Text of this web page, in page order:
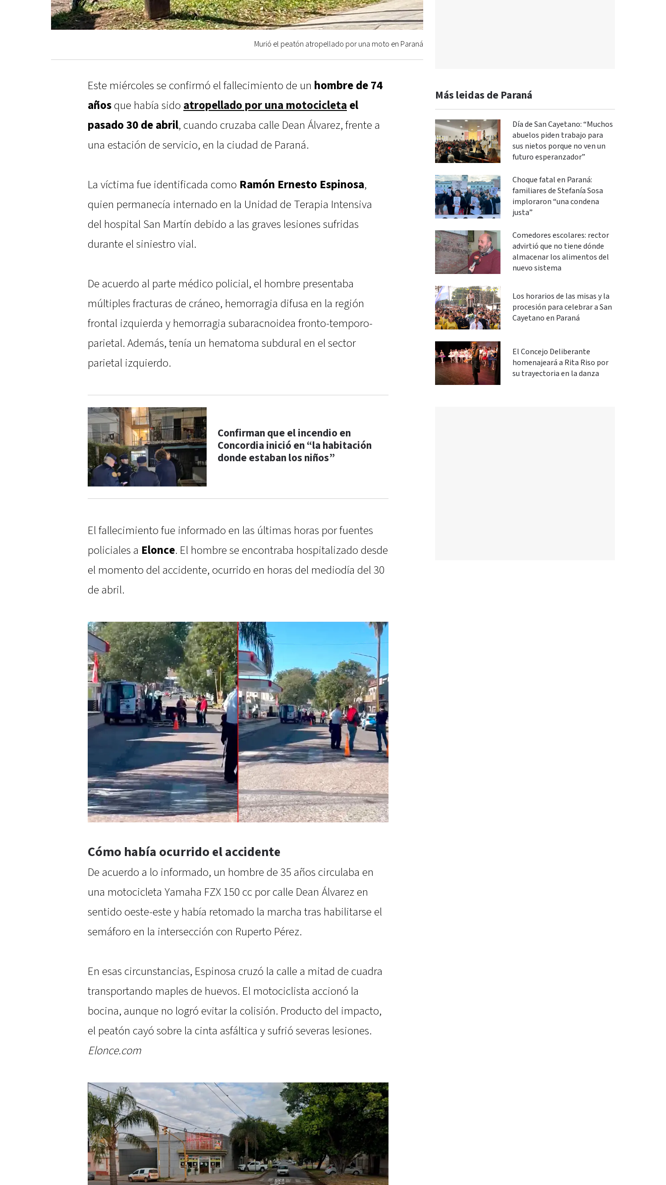
Murió el peatón atropellado por una moto en Paraná
Este miércoles se confirmó el fallecimiento de un hombre de 74
añosque había sido atropellado por una motocicleta el
pasado 30 de abril, cuando cruzaba calle Dean Álvarez, frente a
una estación de servicio, en la ciudad de Paraná.
La víctima fue identificada como Ramón Ernesto Espinosa,
quien permanecía internado en la Unidad de Terapia Intensiva
del hospital San Martín debido a las graves lesiones sufridas
durante el siniestro vial.
De acuerdo al parte médico policial, el hombre presentaba
múltiples fracturas de cráneo, hemorragia difusa en la región
frontal izquierda y hemorragia subaracnoidea fronto-temporo-
parietal. Además, tenía un hematoma subdural en el sector
parietal izquierdo.
Confirman que el incendio en
Concordia inició en “la habitación
donde estaban los niños”
El fallecimiento fue informado en las últimas horas por fuentes
policiales a Elonce. El hombre se encontraba hospitalizado desde
el momento del accidente, ocurrido en horas del mediodía del 30
de abril.
Cómo había ocurrido el accidente
De acuerdo a lo informado, un hombre de 35 años circulaba en
una motocicleta Yamaha FZX 150 cc por calle Dean Álvarez en
sentido oeste-este y había retomado la marcha tras habilitarse el
semáforo en la intersección con Ruperto Pérez.
En esas circunstancias, Espinosa cruzó la calle a mitad de cuadra
transportando maples de huevos. El motociclista accionó la
bocina, aunque no logró evitar la colisión. Producto del impacto,
el peatón cayó sobre la cinta asfáltica y sufrió severas lesiones.
Elonce.com
Más leidas de Paraná
Día de San Cayetano: “Muchos
abuelos piden trabajo para
sus nietos porque no ven un
futuro esperanzador”
Choque fatal en Paraná:
familiares de Stefanía Sosa
imploraron “una condena
justa”
Comedores escolares: rector
advirtió que no tiene dónde
almacenar los alimentos del
nuevo sistema
Los horarios de las misas y la
procesión para celebrar a San
Cayetano en Paraná
El Concejo Deliberante
homenajeará a Rita Riso por
su trayectoria en la danza